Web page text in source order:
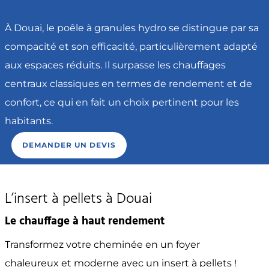
À Douai, le poêle à granules hydro se distingue par sa
compacité et son efficacité, particulièrement adapté
aux espaces réduits. Il surpasse les chauffages
centraux classiques en termes de rendement et de
confort, ce qui en fait un choix pertinent pour les
habitants.
DEMANDER UN DEVIS
L’insert à pellets à Douai
Le chauffage à haut rendement
Transformez votre cheminée en un foyer
chaleureux et moderne avec un insert à pellets !